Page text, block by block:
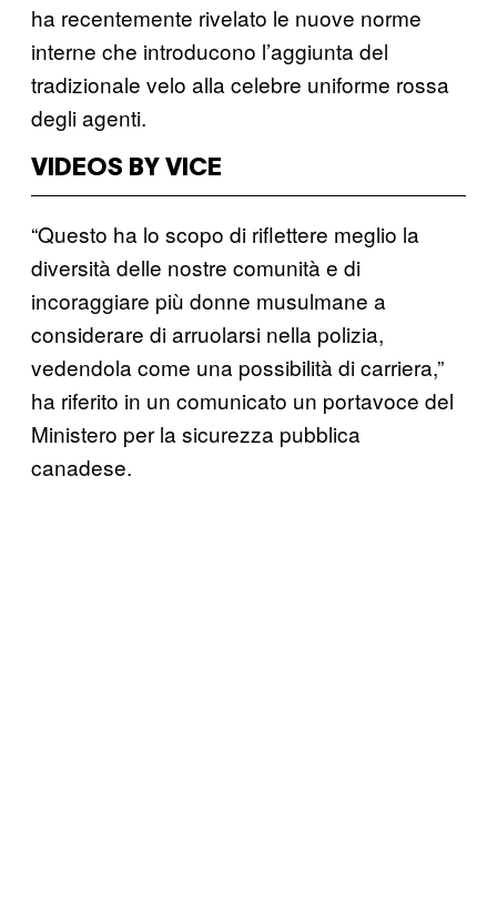
ha recentemente rivelato le nuove norme
interne che introducono l’aggiunta del
tradizionale velo alla celebre uniforme rossa
degli agenti.
VIDEOS BY VICE
“Questo ha lo scopo di riflettere meglio la
diversità delle nostre comunità e di
incoraggiare più donne musulmane a
considerare di arruolarsi nella polizia,
vedendola come una possibilità di carriera,”
ha riferito in un comunicato un portavoce del
Ministero per la sicurezza pubblica
canadese.